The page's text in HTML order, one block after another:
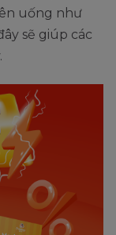
uống như
sẽ giúp các